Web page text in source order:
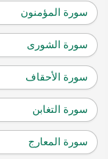
سورة المؤمنون
سورة الشورى
سورة الأحقاف
سورة التغابن
سورة المعارج